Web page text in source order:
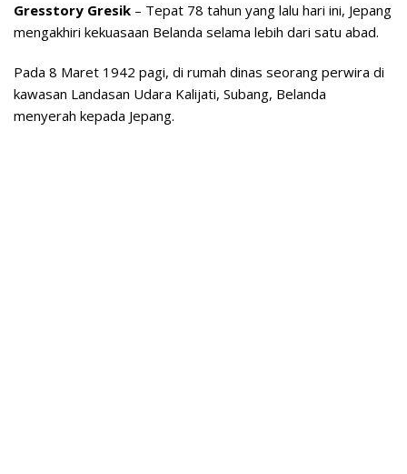
Gresstory Gresik – Tepat 78 tahun yang lalu hari ini, Jepang
mengakhiri kekuasaan Belanda selama lebih dari satu abad.
Pada 8 Maret 1942 pagi, di rumah dinas seorang perwira di
kawasan Landasan Udara Kalijati, Subang, Belanda
menyerah kepada Jepang.